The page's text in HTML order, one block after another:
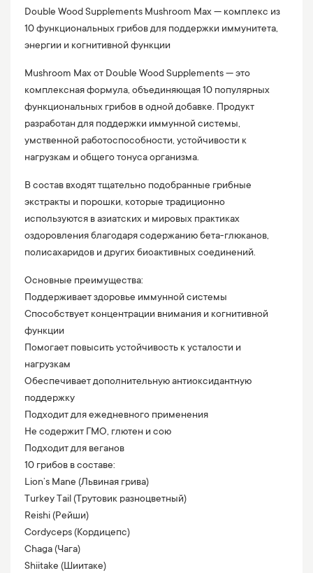
Double Wood Supplements Mushroom Max — комплекс из
10 функциональных грибов для поддержки иммунитета,
энергии и когнитивной функции
Mushroom Max от Double Wood Supplements — это
комплексная формула, объединяющая 10 популярных
функциональных грибов в одной добавке. Продукт
разработан для поддержки иммунной системы,
умственной работоспособности, устойчивости к
нагрузкам и общего тонуса организма.
В состав входят тщательно подобранные грибные
экстракты и порошки, которые традиционно
используются в азиатских и мировых практиках
оздоровления благодаря содержанию бета-глюканов,
полисахаридов и других биоактивных соединений.
Основные преимущества:
Поддерживает здоровье иммунной системы
Способствует концентрации внимания и когнитивной
функции
Помогает повысить устойчивость к усталости и
нагрузкам
Обеспечивает дополнительную антиоксидантную
поддержку
Подходит для ежедневного применения
Не содержит ГМО, глютен и сою
Подходит для веганов
10 грибов в составе:
Lion’s Mane (Львиная грива)
Turkey Tail (Трутовик разноцветный)
Reishi (Рейши)
Cordyceps (Кордицепс)
Chaga (Чага)
Shiitake (Шиитаке)